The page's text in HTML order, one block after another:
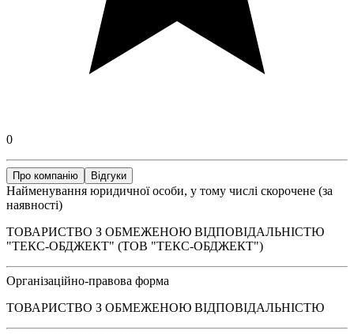
0
Про компанію Відгуки
Найменування юридичної особи, у тому числі скорочене (за
наявності)
ТОВАРИСТВО З ОБМЕЖЕНОЮ ВІДПОВІДАЛЬНІСТЮ
"ТЕКС-ОБДЖЕКТ" (ТОВ "ТЕКС-ОБДЖЕКТ")
Організаційно-правова форма
ТОВАРИСТВО З ОБМЕЖЕНОЮ ВІДПОВІДАЛЬНІСТЮ